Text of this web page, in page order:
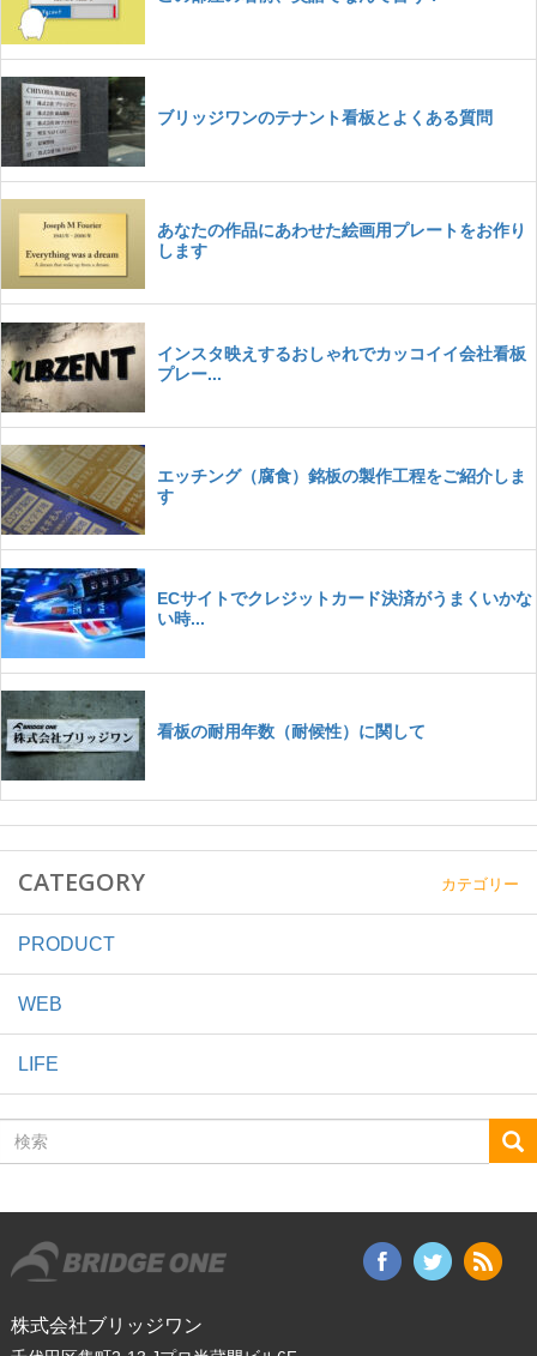
CATEGORY カテゴリー
PRODUCT
WEB
LIFE
株式会社ブリッジワン